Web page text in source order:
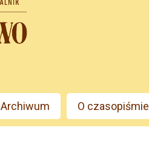
Archiwum O czasopiśmie